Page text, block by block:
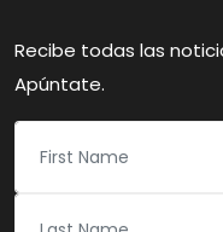
Recibe todas las
Apúntate.